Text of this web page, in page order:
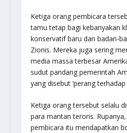
Ketiga orang pembicara
tamu tetap bagi kebanyakan
konservatif baru dan badan-
Zionis. Mereka juga sering
media massa terbesar
sudut pandang pemerintah
yang disebut ‘perang terhadap
Ketiga orang tersebut selalu
para mantan teroris.
pembicara itu mendapatkan